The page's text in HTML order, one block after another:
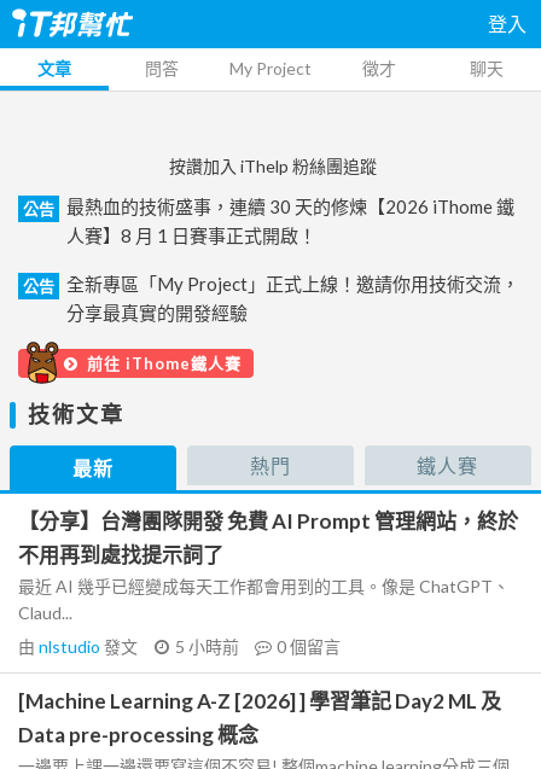
登入
文章 問答 My Project 徵才 聊天
按讚加入 iThelp 粉絲團追蹤
公告
最熱血的技術盛事，連續 30 天的修煉【2026 iThome 鐵
人賽】8 月 1 日賽事正式開啟！
公告
全新專區「My Project」正式上線！邀請你用技術交流，
分享最真實的開發經驗
前往 iThome鐵人賽
技術文章
最新 熱門 鐵人賽
【分享】台灣團隊開發 免費 AI Prompt 管理網站，終於
不用再到處找提示詞了
最近 AI 幾乎已經變成每天工作都會用到的工具。像是 ChatGPT、
Claud...
由 nlstudio 發文 5 小時前 0個留言
[Machine Learning A-Z [2026] ] 學習筆記 Day2 ML 及
Data pre-processing 概念